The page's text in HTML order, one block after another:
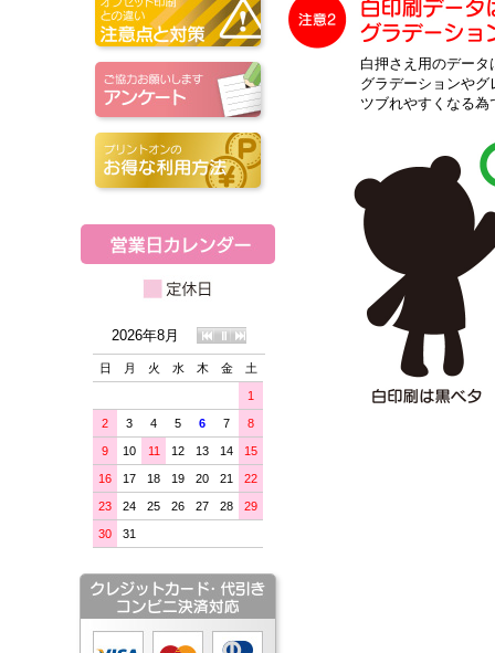
2026年8月
日 月 火 水 木 金 土
1
2 3 4 5 6 7 8
9 10 11 12 13 14 15
16 17 18 19 20 21 22
23 24 25 26 27 28 29
30 31
白押さえ用のデー
グラデーションや
ツブれやすくなる